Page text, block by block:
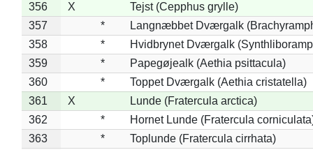
356 X
Tejst (Cepphus grylle)
357
*
Langnæbbet Dværgalk
358
*
Hvidbrynet Dværgalk
359
*
Papegøjealk (Aethia psittacula)
360
*
Toppet Dværgalk (Aethia cristatella)
361
X
Lunde (Fratercula arctica)
362
*
Hornet Lunde (Fratercula
363
*
Toplunde (Fratercula cirrhata)